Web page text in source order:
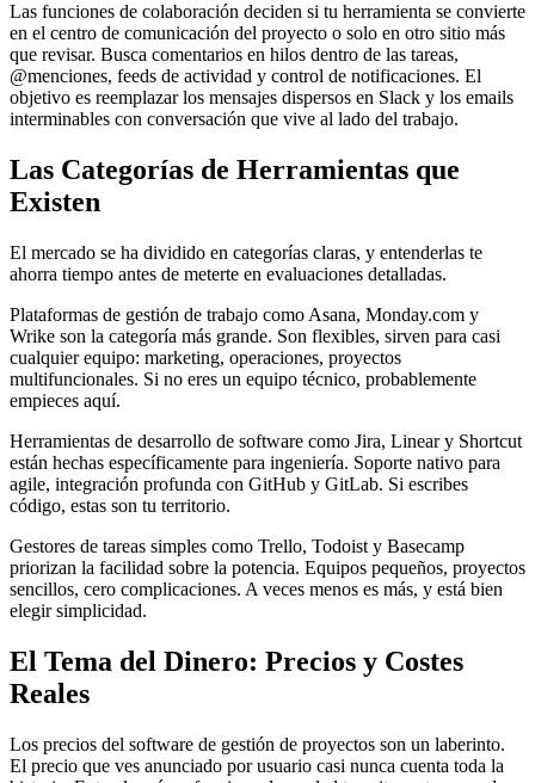
Las funciones de colaboración deciden si tu herramienta se convierte
en el centro de comunicación del proyecto o solo en otro sitio más
que revisar. Busca comentarios en hilos dentro de las tareas,
@menciones, feeds de actividad y control de notificaciones. El
objetivo es reemplazar los mensajes dispersos en Slack y los emails
interminables con conversación que vive al lado del trabajo.
Las Categorías de Herramientas que
Existen
El mercado se ha dividido en categorías claras, y entenderlas te
ahorra tiempo antes de meterte en evaluaciones detalladas.
Plataformas de gestión de trabajo como Asana, Monday.com y
Wrike son la categoría más grande. Son flexibles, sirven para casi
cualquier equipo: marketing, operaciones, proyectos
multifuncionales. Si no eres un equipo técnico, probablemente
empieces aquí.
Herramientas de desarrollo de software como Jira, Linear y Shortcut
están hechas específicamente para ingeniería. Soporte nativo para
agile, integración profunda con GitHub y GitLab. Si escribes
código, estas son tu territorio.
Gestores de tareas simples como Trello, Todoist y Basecamp
priorizan la facilidad sobre la potencia. Equipos pequeños, proyectos
sencillos, cero complicaciones. A veces menos es más, y está bien
elegir simplicidad.
El Tema del Dinero: Precios y Costes
Reales
Los precios del software de gestión de proyectos son un laberinto.
El precio que ves anunciado por usuario casi nunca cuenta toda la